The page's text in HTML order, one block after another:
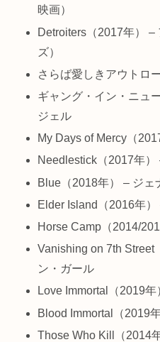
映画）
Detroiters（2017年）
ズ）
さらば愛しきアウトロ
ギャング・イン・ニュ
ジェル
My Days of Mercy（
Needlestick（2017年）
Blue（2018年） – ジェ
Elder Island（2016年
Horse Camp（2014/
Vanishing on 7th Street
ン・ガール
Love Immortal（2019
Blood Immortal（2019年
Those Who Kill（2014